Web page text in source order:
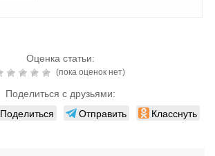
Оценка статьи:
(пока оценок нет)
Поделиться с друзьями:
Поделиться Отправить Класснуть